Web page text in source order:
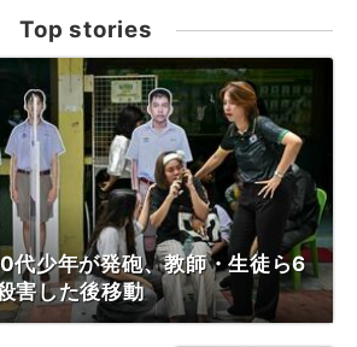
Top stories
代少年が発砲、教師・生徒ら6
害した後移動